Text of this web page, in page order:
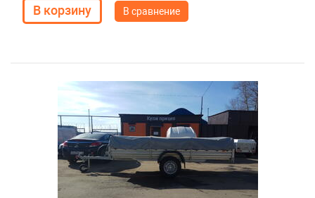
В сравнение